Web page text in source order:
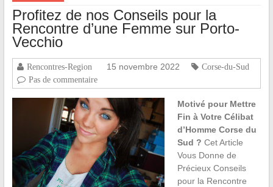
Profitez de nos Conseils pour la
Rencontre d’une Femme sur Porto-
Vecchio
Rencontres-Region 15 novembre 2022
Corse-du-Sud
Pas de commentaire
Motivé pour Mettre
Fin à Votre Célibat
d’Homme Corse du
Sud ? Cet Article
Vous Donne de
Précieux Conseils
pour la Rencontre